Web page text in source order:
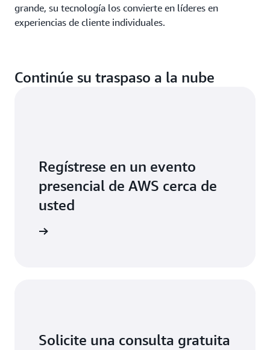
grande, su tecnología los convierte en líderes en
experiencias de cliente individuales.
Continúe su traspaso a la nube
Regístrese en un evento
presencial de AWS cerca de
usted
Solicite una consulta gratuita